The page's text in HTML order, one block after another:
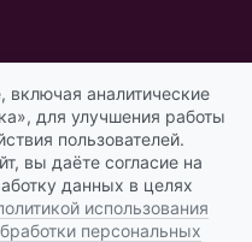
аналитические
для улучшения работы
пользователей.
вы даёте согласие на
данных в целях
использования
персональных